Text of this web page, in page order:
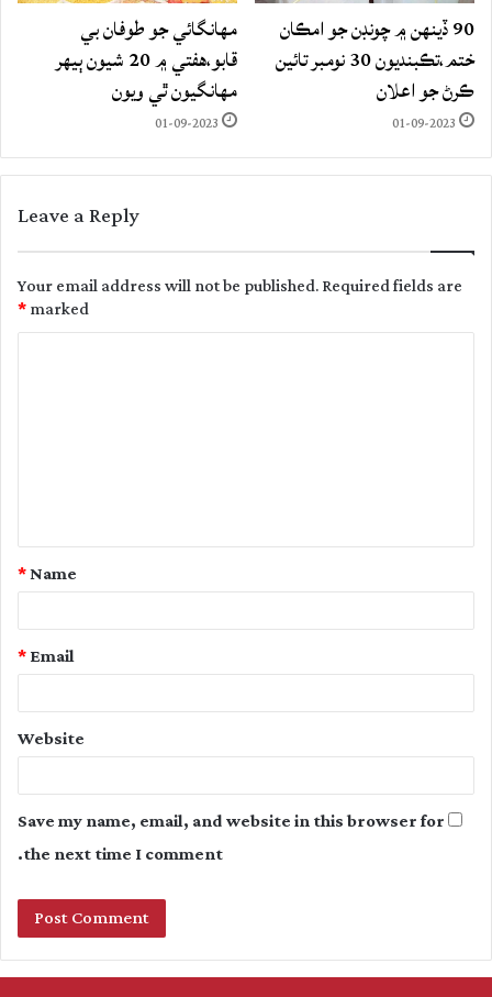
90 ڏينهن ۾ چونڊن جو امڪان
ختم،تڪبنديون 30 نومبر تائين
ڪرڻ جو اعلان
01-09-2023
مهانگائي جو طوفان بي
قابو،هفتي ۾ 20 شيون ٻيهر
مهانگيون ٿي ويون
01-09-2023
Leave a Reply
Your email address will not be published.Required fields are
marked
*
t
Name
*
Email
*
Website
Save my name, email, and website in this browser for
the next time I comment.